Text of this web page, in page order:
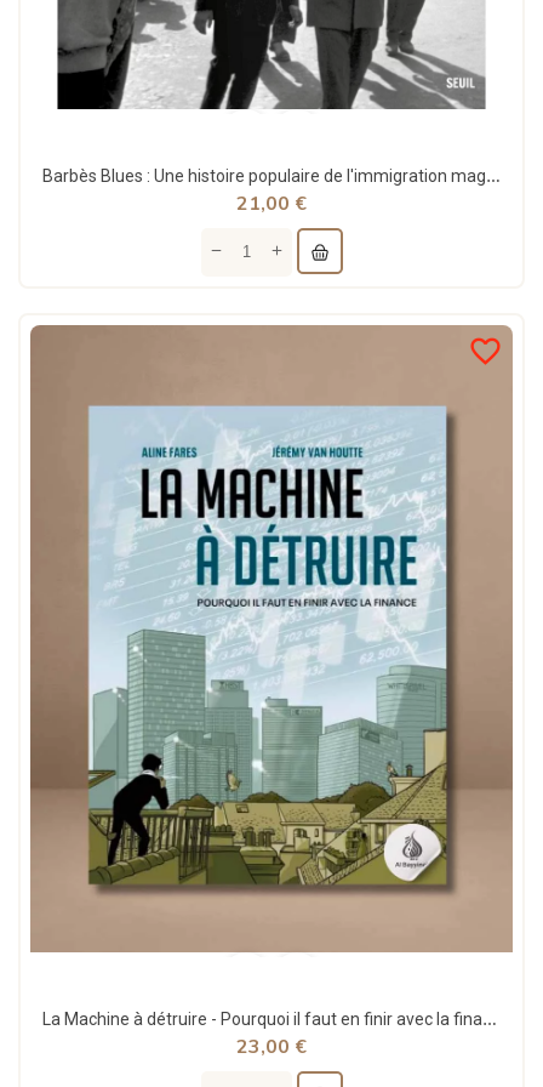
Barbès Blues : Une histoire populaire de l'immigration maghrébine - Hajer Ben Boubaker - Seuil
21,00 €
favorite_border
La Machine à détruire - Pourquoi il faut en finir avec la finance - Seuil
23,00 €